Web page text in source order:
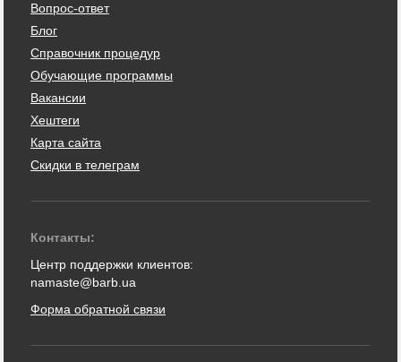
Вопрос-ответ
Блог
Справочник процедур
Обучающие программы
Вакансии
Хештеги
Карта сайта
Скидки в телеграм
Контакты:
Центр поддержки клиентов:
namaste@barb.ua
Форма обратной связи